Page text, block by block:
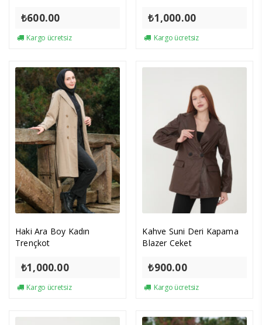
₺600.00
Kargo ücretsiz
₺1,000.00
Kargo ücretsiz
Haki Ara Boy Kadın
Trençkot
₺1,000.00
Kargo ücretsiz
Kahve Suni Deri Kapama
Blazer Ceket
₺900.00
Kargo ücretsiz